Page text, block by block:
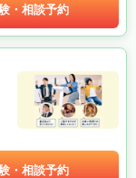
・相談予約
・相談予約